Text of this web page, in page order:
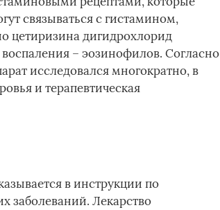
связываться с гистамином,
цетиризина дигидрохлорид
воспаления – эозинофилов. Согласно
исследовался многократно, в
и терапевтическая
в инструкции по
заболеваний. Лекарство